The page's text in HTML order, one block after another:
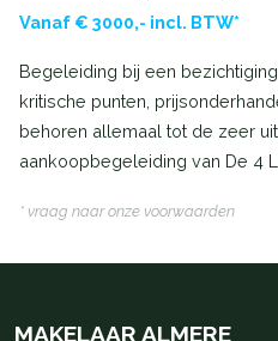
Vanaf € 3000,- incl. BTW*
Begeleiding bij een
kritische punten,
behoren allemaal tot de zeer
aankoopbegeleiding van De 4
* vraag naar onze voorwaarden
MAKELAAR ALMERE